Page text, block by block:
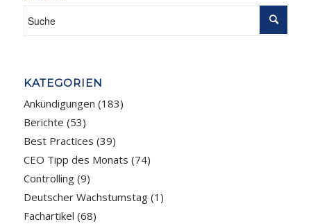
KATEGORIEN
Ankündigungen (183)
Berichte (53)
Best Practices (39)
CEO Tipp des Monats (74)
Controlling(9)
Deutscher Wachstumstag(1)
Fachartikel (68)